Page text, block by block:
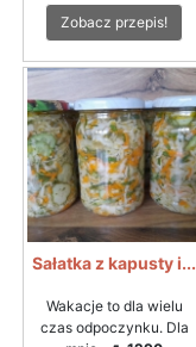
Zobacz przepis!
Sałatka z kapusty i...
Wakacje to dla wielu
czas odpoczynku. Dla